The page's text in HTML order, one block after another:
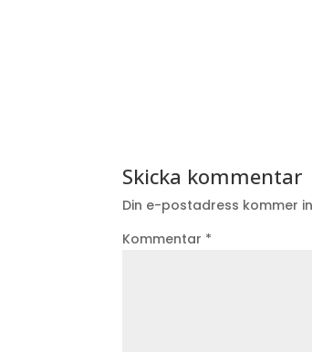
Skicka kommentar
Din e-postadress kommer
Kommentar *